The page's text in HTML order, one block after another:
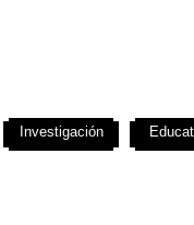
Investigación